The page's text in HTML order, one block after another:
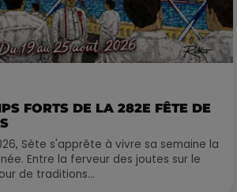
FORTS DE LA 282E FÊTE DE
Sète s'apprête à vivre sa semaine la
Entre la ferveur des joutes sur le
de traditions...